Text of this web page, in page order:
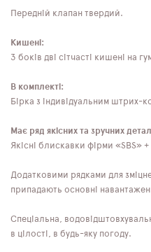
Передній клапан твердий.
Кишені:
З боків дві сітчасті кишені на
В комплекті:
Бірка з індивідуальним штрих-
Має ряд якісних та зручних
Якісні блискавки фірми «SBS»
Додатковими рядками для
припадають основні
Спеціальна,
в цілості, в будь-яку погоду.